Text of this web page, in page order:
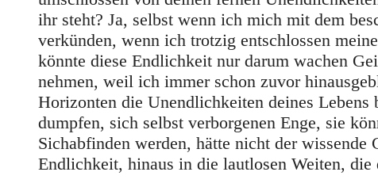
ihr steht? Ja, selbst wenn ich mich mit dem
verkünden, wenn ich trotzig entschlossen
könnte diese Endlichkeit nur darum wachen
nehmen, weil ich immer schon zuvor
Horizonten die Unendlichkeiten deines
dumpfen, sich selbst verborgenen Enge, sie
Sichabfinden werden, hätte nicht der wissende
Endlichkeit, hinaus in die lautlosen Weiten,